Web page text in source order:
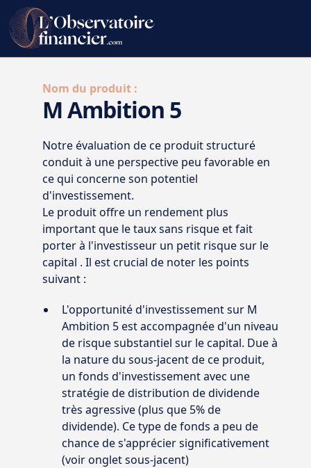
Nom du produit :
M Ambition 5
Notre évaluation de ce produit structuré
conduit à une perspective peu favorable en
ce qui concerne son potentiel
d'investissement.
Le produit offre un rendement plus
important que le taux sans risque et fait
porter à l'investisseur un petit risque sur le
capital . Il est crucial de noter les points
suivant :
L'opportunité d'investissement sur M
Ambition 5 est accompagnée d'un niveau
de risque substantiel sur le capital. Due à
la nature du sous-jacent de ce produit,
un fonds d'investissement avec une
stratégie de distribution de dividende
très agressive (plus que 5% de
dividende). Ce type de fonds a peu de
chance de s'apprécier significativement
(voir onglet sous-jacent)